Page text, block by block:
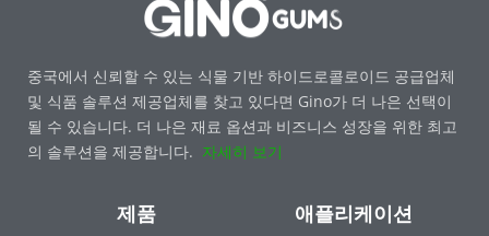
중국에서 신뢰할 수 있는 식물 기반 하이드로콜로이드 공급업체
및 식품 솔루션 제공업체를 찾고 있다면 Gino가 더 나은 선택이
될 수 있습니다. 더 나은 재료 옵션과 비즈니스 성장을 위한 최고
의 솔루션을 제공합니다. 자세히 보기
제품 애플리케이션